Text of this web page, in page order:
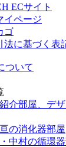
ECサイト
イページ
ゴ
法に基づく表
ついて
介部屋、デ
の消化器部屋
中村の循環